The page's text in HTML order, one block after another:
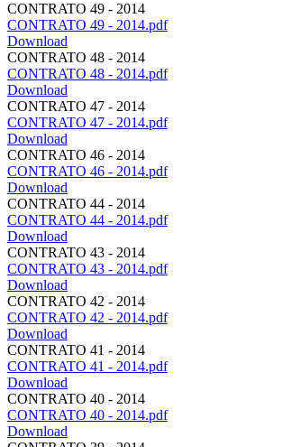
CONTRATO 49 - 2014
CONTRATO 49 - 2014.pdf
Download
CONTRATO 48 - 2014
CONTRATO 48 - 2014.pdf
Download
CONTRATO 47 - 2014
CONTRATO 47 - 2014.pdf
Download
CONTRATO 46 - 2014
CONTRATO 46 - 2014.pdf
Download
CONTRATO 44 - 2014
CONTRATO 44 - 2014.pdf
Download
CONTRATO 43 - 2014
CONTRATO 43 - 2014.pdf
Download
CONTRATO 42 - 2014
CONTRATO 42 - 2014.pdf
Download
CONTRATO 41 - 2014
CONTRATO 41 - 2014.pdf
Download
CONTRATO 40 - 2014
CONTRATO 40 - 2014.pdf
Download